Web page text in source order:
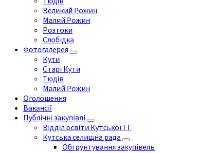
Великий Рожин
Малий Рожин
Розтоки
Слобідка
Фотогалерея
Кути
Старі Кути
Тюдів
Малий Рожин
Оголошення
Вакансії
Публічні закупівлі
Відділ освіти Кутської ТГ
Кутська селищна рада
Обгрунтування закупівель